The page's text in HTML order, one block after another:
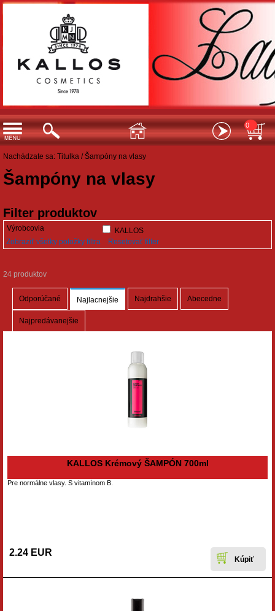
0
Nachádzate sa: Titulka /Šampóny na vlasy
Šampóny na vlasy
Filter produktov
Výrobcovia
KALLOS
Zobraziť všetky položky filtra
Resetovať filter
24 produktov
Odporúčané Najlacnejšie Najdrahšie Abecedne
Najpredávanejšie
KALLOS Krémový ŠAMPÓN 700ml
Pre normálne vlasy. S vitamínom B.
2.24 EUR